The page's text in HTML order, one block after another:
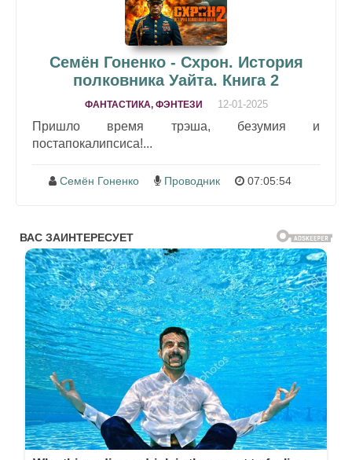
Семён Гоненко - Схрон. История
полковника Уайта. Книга 2
ФАНТАСТИКА, ФЭНТЕЗИ 12-01-2025
Пришло время трэша, безумия и
постапокалипсиса!...
Семён Гоненко Проводник 07:05:54